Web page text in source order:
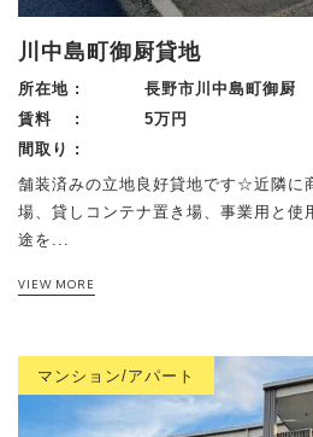
川中島町御厨貸地
所在地 :
長野市川中島町御厨
賃料 :
5万円
間取り :
舗装済みの立地良好貸地です☆近隣に
場、貸しコンテナ置き場、事業用と使
途を...
VIEW MORE
マンション/アパート